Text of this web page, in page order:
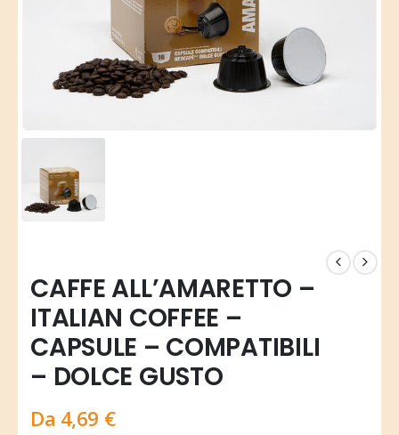
CAFFE ALL’AMARETTO –
ITALIAN COFFEE –
CAPSULE – COMPATIBILI
– DOLCE GUSTO
Da 4,69 €